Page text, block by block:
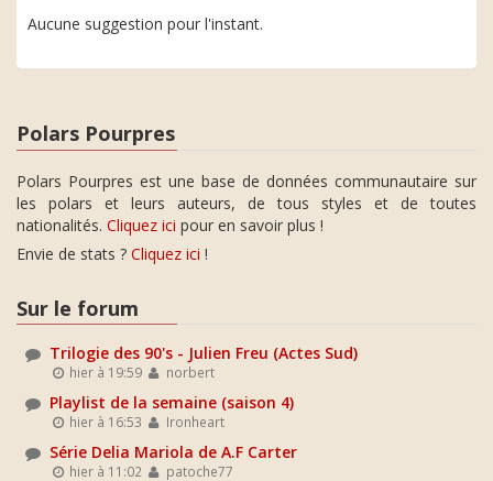
Aucune suggestion pour l'instant.
Polars Pourpres
Polars Pourpres est une base de données communautaire sur
les polars et leurs auteurs, de tous styles et de toutes
nationalités. Cliquez ici pour en savoir plus !
Envie de stats ? Cliquez ici !
Sur le forum
Trilogie des 90's - Julien Freu (Actes Sud)
hier à 19:59 norbert
Playlist de la semaine (saison 4)
hier à 16:53 Ironheart
Série Delia Mariola de A.F Carter
hier à 11:02 patoche77